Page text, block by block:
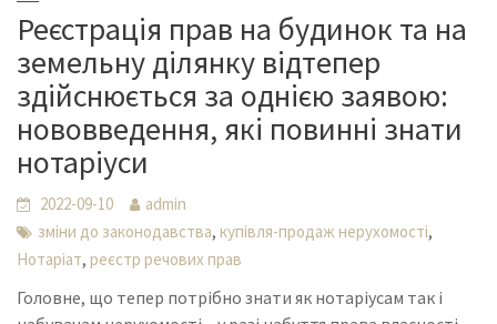
Реєстрація прав на будинок та на
земельну ділянку відтепер
здійснюється за однією заявою:
нововведення, які повинні знати
нотаріуси
2022-09-10
admin
зміни до законодавства,купівля-продаж нерухомості,
Нотаріат,реєстр речових прав
Головне, що тепер потрібно знати як нотаріусам так і